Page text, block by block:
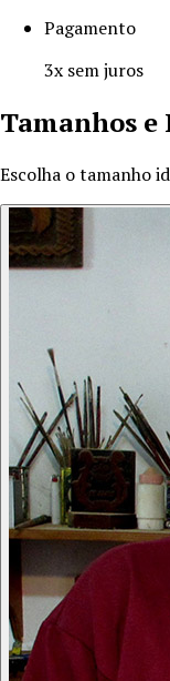
Pagamento
3x sem juros
Tamanhos e
Escolha o tamanho